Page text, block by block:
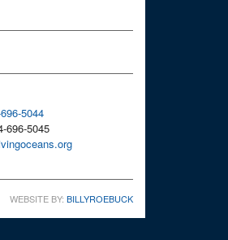
5044
696-5045
WEBSITE BY: BILLYROEBUCK